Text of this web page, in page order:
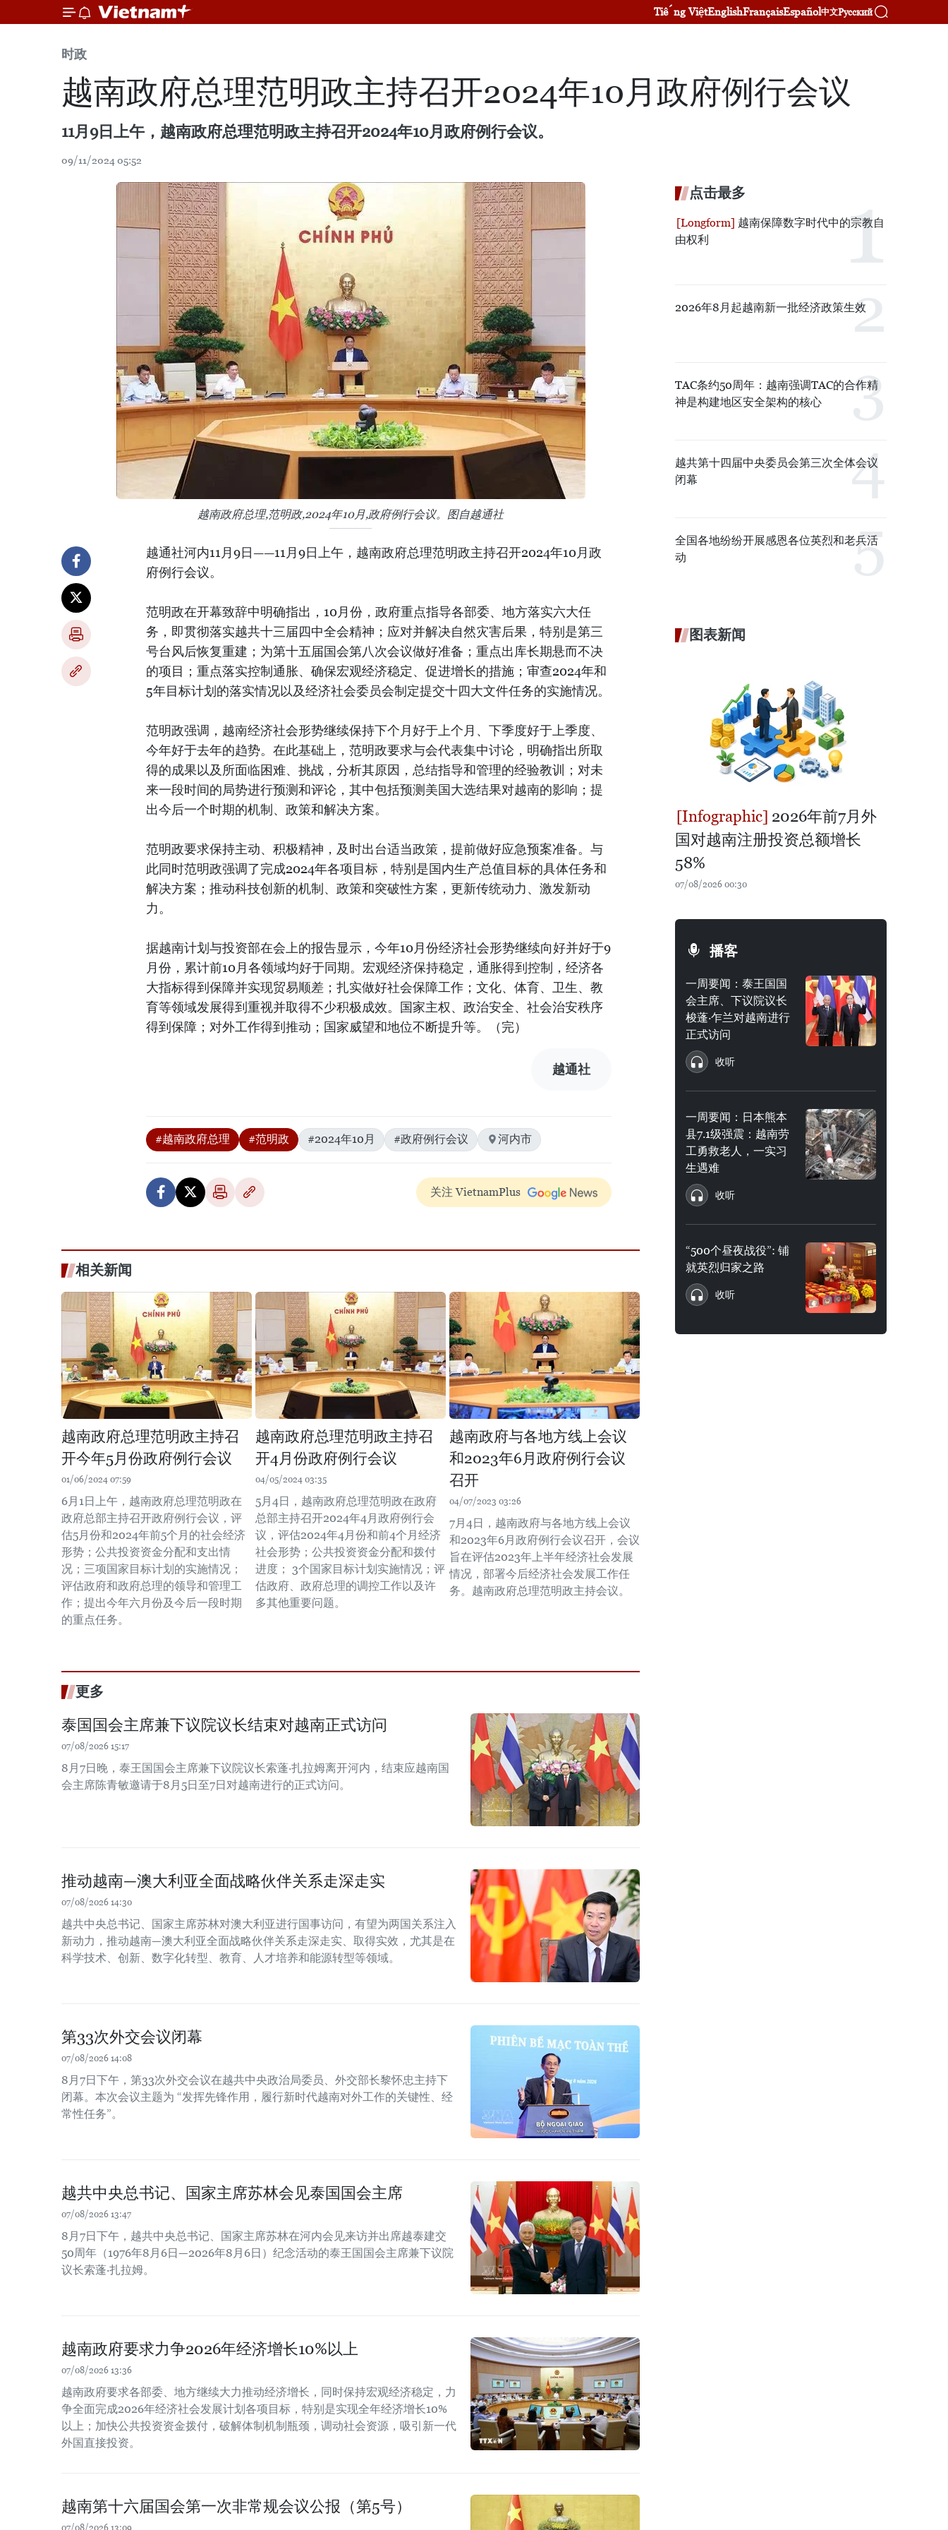
Tiếng ViệtEnglishFrançaisEspañol中文Русский
时政
越南政府总理范明政主持召开2024年10月政府例行会议
11月9日上午，越南政府总理范明政主持召开2024年10月政府例行会议。
09/11/2024 05:52
越南政府总理,范明政,2024年10月,政府例行会议。图自越通社
越通社河内11月9日——11月9日上午，越南政府总理范明政主持召开2024年10月政
府例行会议。
范明政在开幕致辞中明确指出，10月份，政府重点指导各部委、地方落实六大任
务，即贯彻落实越共十三届四中全会精神；应对并解决自然灾害后果，特别是第三
号台风后恢复重建；为第十五届国会第八次会议做好准备；重点出库长期悬而不决
的项目；重点落实控制通胀、确保宏观经济稳定、促进增长的措施；审查2024年和
5年目标计划的落实情况以及经济社会委员会制定提交十四大文件任务的实施情况。
范明政强调，越南经济社会形势继续保持下个月好于上个月、下季度好于上季度、
今年好于去年的趋势。在此基础上，范明政要求与会代表集中讨论，明确指出所取
得的成果以及所面临困难、挑战，分析其原因，总结指导和管理的经验教训；对未
来一段时间的局势进行预测和评论，其中包括预测美国大选结果对越南的影响；提
出今后一个时期的机制、政策和解决方案。
范明政要求保持主动、积极精神，及时出台适当政策，提前做好应急预案准备。与
此同时范明政强调了完成2024年各项目标，特别是国内生产总值目标的具体任务和
解决方案；推动科技创新的机制、政策和突破性方案，更新传统动力、激发新动
力。
据越南计划与投资部在会上的报告显示，今年10月份经济社会形势继续向好并好于9
月份，累计前10月各领域均好于同期。宏观经济保持稳定，通胀得到控制，经济各
大指标得到保障并实现贸易顺差；扎实做好社会保障工作；文化、体育、卫生、教
育等领域发展得到重视并取得不少积极成效。国家主权、政治安全、社会治安秩序
得到保障；对外工作得到推动；国家威望和地位不断提升等。（完）
越通社
#越南政府总理 #范明政 #2024年10月 #政府例行会议 河内市
关注 VietnamPlus
相关新闻
越南政府总理范明政主持召
开今年5月份政府例行会议
01/06/2024 07:59
6月1日上午，越南政府总理范明政在
政府总部主持召开政府例行会议，评
估5月份和2024年前5个月的社会经济
形势；公共投资资金分配和支出情
况；三项国家目标计划的实施情况；
评估政府和政府总理的领导和管理工
作；提出今年六月份及今后一段时期
的重点任务。
越南政府总理范明政主持召
开4月份政府例行会议
04/05/2024 03:35
5月4日，越南政府总理范明政在政府
总部主持召开2024年4月政府例行会
议，评估2024年4月份和前4个月经济
社会形势；公共投资资金分配和拨付
进度； 3个国家目标计划实施情况；评
估政府、政府总理的调控工作以及许
多其他重要问题。
越南政府与各地方线上会议
和2023年6月政府例行会议
召开
04/07/2023 03:26
7月4日，越南政府与各地方线上会议
和2023年6月政府例行会议召开，会议
旨在评估2023年上半年经济社会发展
情况，部署今后经济社会发展工作任
务。越南政府总理范明政主持会议。
更多
泰国国会主席兼下议院议长结束对越南正式访问
07/08/2026 15:17
8月7日晚，泰王国国会主席兼下议院议长索蓬·扎拉姆离开河内，结束应越南国
会主席陈青敏邀请于8月5日至7日对越南进行的正式访问。
推动越南—澳大利亚全面战略伙伴关系走深走实
07/08/2026 14:30
越共中央总书记、国家主席苏林对澳大利亚进行国事访问，有望为两国关系注入
新动力，推动越南—澳大利亚全面战略伙伴关系走深走实、取得实效，尤其是在
科学技术、创新、数字化转型、教育、人才培养和能源转型等领域。
第33次外交会议闭幕
07/08/2026 14:08
8月7日下午，第33次外交会议在越共中央政治局委员、外交部长黎怀忠主持下
闭幕。本次会议主题为 “发挥先锋作用，履行新时代越南对外工作的关键性、经
常性任务”。
越共中央总书记、国家主席苏林会见泰国国会主席
07/08/2026 13:47
8月7日下午，越共中央总书记、国家主席苏林在河内会见来访并出席越泰建交
50周年（1976年8月6日—2026年8月6日）纪念活动的泰王国国会主席兼下议院
议长索蓬·扎拉姆。
越南政府要求力争2026年经济增长10%以上
07/08/2026 13:36
越南政府要求各部委、地方继续大力推动经济增长，同时保持宏观经济稳定，力
争全面完成2026年经济社会发展计划各项目标，特别是实现全年经济增长10%
以上；加快公共投资资金拨付，破解体制机制瓶颈，调动社会资源，吸引新一代
外国直接投资。
越南第十六届国会第一次非常规会议公报（第5号）
07/08/2026 13:09
点击最多
越南保障数字时代中的宗教自
由权利
2026年8月起越南新一批经济政策生效
TAC条约50周年：越南强调TAC的合作精
神是构建地区安全架构的核心
越共第十四届中央委员会第三次全体会议
闭幕
全国各地纷纷开展感恩各位英烈和老兵活
动
图表新闻
2026年前7月外
国对越南注册投资总额增长
58%
07/08/2026 00:30
播客
一周要闻：泰王国国
会主席、下议院议长
梭蓬·乍兰对越南进行
正式访问
收听
一周要闻：日本熊本
县7.1级强震：越南劳
工勇救老人，一实习
生遇难
收听
“500个昼夜战役”: 铺
就英烈归家之路
收听